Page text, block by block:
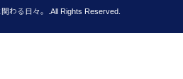
わる日々。 .All Rights Reserved.